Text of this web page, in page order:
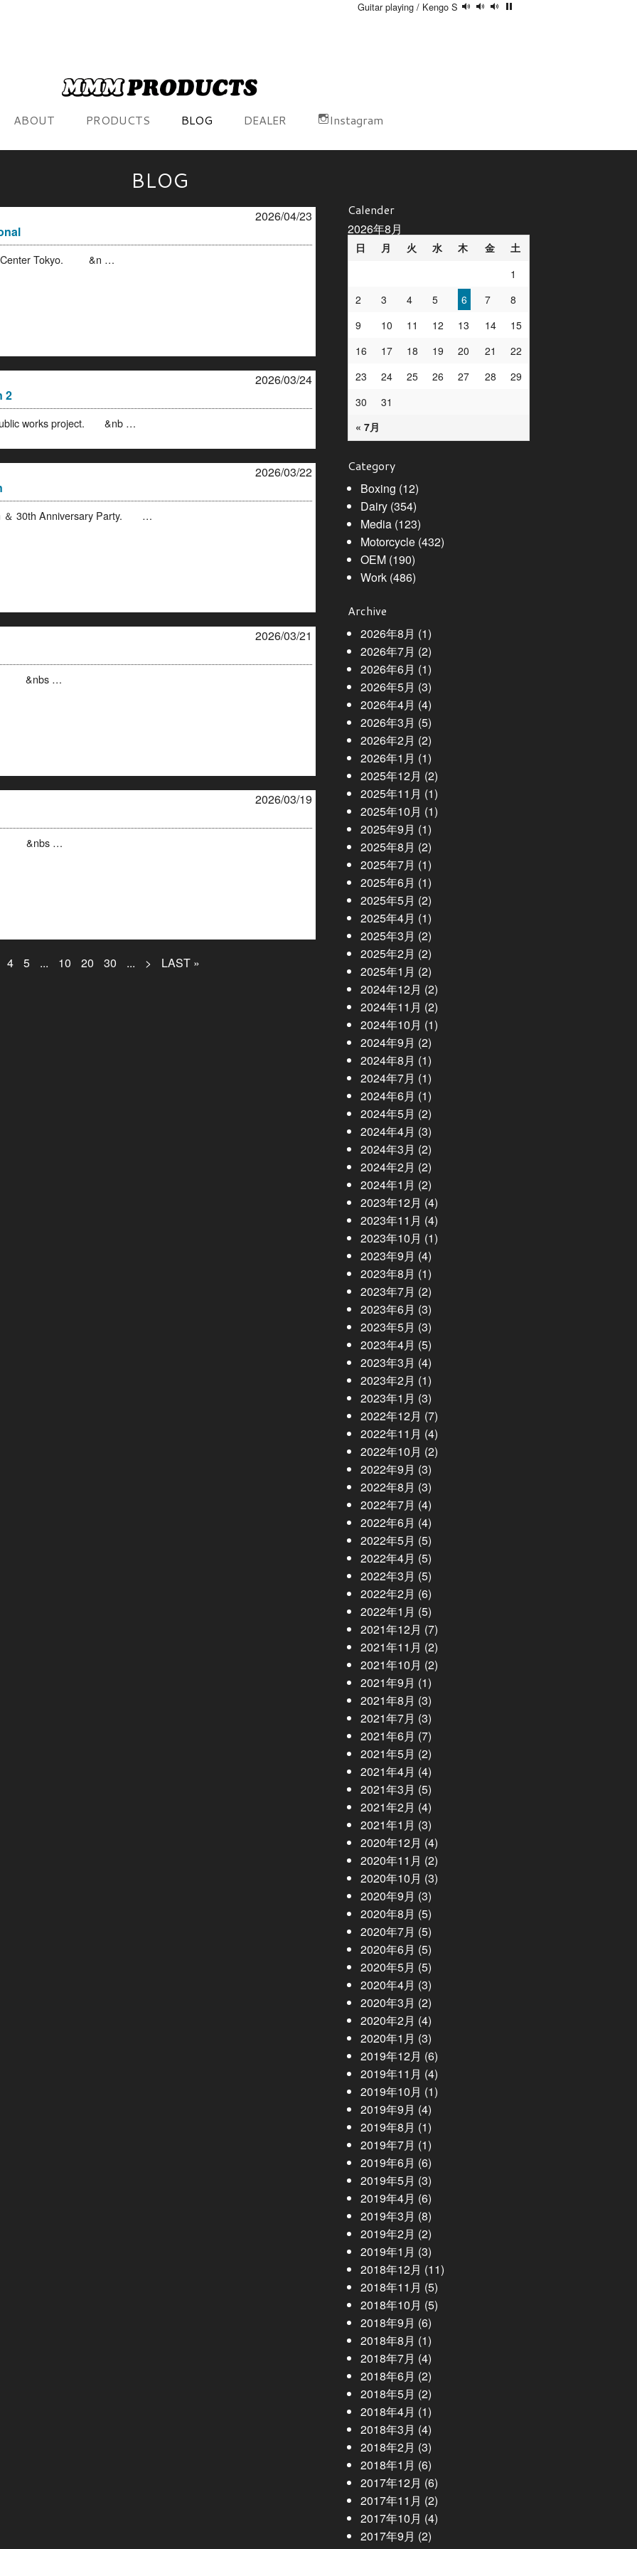
Guitar playing / Kengo S
ABOUT PRODUCTS BLOG DEALER Instagram
BLOG
2026/04/23
Center Tokyo. &n …
2026/03/24
2
works project. &nb …
2026/03/22
＆ 30th Anniversary Party. …
2026/03/21
&nbs …
2026/03/19
&nbs …
4 5 ... 10 20 30 ... > LAST »
Calender
2026年8月
日 月 火 水 木 金 土
« 7月
1
2
3 4 5 6 7
8
9
10 11 12 13 14
15
16
17 18 19 20 21
22
23
24 25 26 27 28
29
30
31
Category
Boxing (12)
Dairy(354)
Media(123)
Motorcycle(432)
OEM(190)
Work(486)
Archive
2026年8月 (1)
2026年7月 (2)
2026年6月 (1)
2026年5月 (3)
2026年4月 (4)
2026年3月 (5)
2026年2月 (2)
2026年1月 (1)
2025年12月 (2)
2025年11月 (1)
2025年10月 (1)
2025年9月 (1)
2025年8月 (2)
2025年7月 (1)
2025年6月 (1)
2025年5月 (2)
2025年4月 (1)
2025年3月 (2)
2025年2月 (2)
2025年1月 (2)
2024年12月 (2)
2024年11月 (2)
2024年10月 (1)
2024年9月 (2)
2024年8月 (1)
2024年7月 (1)
2024年6月 (1)
2024年5月 (2)
2024年4月 (3)
2024年3月 (2)
2024年2月 (2)
2024年1月 (2)
2023年12月 (4)
2023年11月 (4)
2023年10月 (1)
2023年9月 (4)
2023年8月 (1)
2023年7月 (2)
2023年6月 (3)
2023年5月 (3)
2023年4月 (5)
2023年3月 (4)
2023年2月 (1)
2023年1月 (3)
2022年12月 (7)
2022年11月 (4)
2022年10月 (2)
2022年9月 (3)
2022年8月 (3)
2022年7月 (4)
2022年6月 (4)
2022年5月 (5)
2022年4月 (5)
2022年3月 (5)
2022年2月 (6)
2022年1月 (5)
2021年12月 (7)
2021年11月 (2)
2021年10月 (2)
2021年9月 (1)
2021年8月 (3)
2021年7月 (3)
2021年6月 (7)
2021年5月 (2)
2021年4月 (4)
2021年3月 (5)
2021年2月 (4)
2021年1月 (3)
2020年12月 (4)
2020年11月 (2)
2020年10月 (3)
2020年9月 (3)
2020年8月 (5)
2020年7月 (5)
2020年6月 (5)
2020年5月 (5)
2020年4月 (3)
2020年3月 (2)
2020年2月 (4)
2020年1月 (3)
2019年12月 (6)
2019年11月 (4)
2019年10月 (1)
2019年9月 (4)
2019年8月 (1)
2019年7月 (1)
2019年6月 (6)
2019年5月 (3)
2019年4月 (6)
2019年3月 (8)
2019年2月 (2)
2019年1月 (3)
2018年12月 (11)
2018年11月 (5)
2018年10月 (5)
2018年9月 (6)
2018年8月 (1)
2018年7月 (4)
2018年6月 (2)
2018年5月 (2)
2018年4月 (1)
2018年3月 (4)
2018年2月 (3)
2018年1月 (6)
2017年12月 (6)
2017年11月 (2)
2017年10月 (4)
2017年9月 (2)